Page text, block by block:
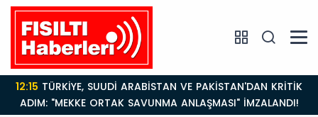
12:15
ADIM: "MEKKE ORTAK SAVUNMA ANLAŞMASI" İMZALANDI!